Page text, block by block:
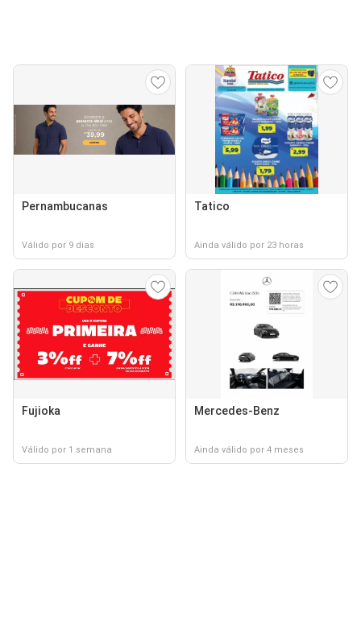
Pernambucanas
Válido por 9 dias
Tatico
Ainda válido por 23 horas
Fujioka
Válido por 1 semana
Mercedes-Benz
Ainda válido por 4 meses